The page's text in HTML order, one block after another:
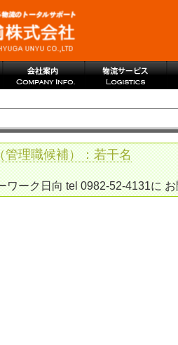
管理職候補）：若干名
ワーク日向 tel 0982-52-4131に